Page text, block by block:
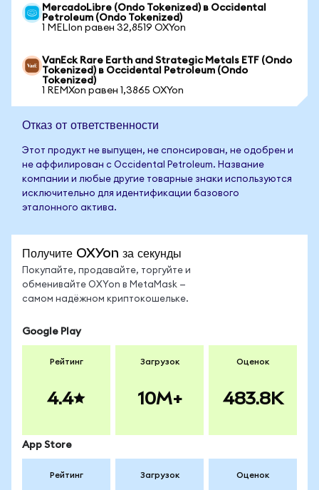
MercadoLibre (Ondo Tokenized) в Occidental
Petroleum (Ondo Tokenized)
1 MELIon равен 32,8519 OXYon
VanEck Rare Earth and Strategic Metals ETF (Ondo
Tokenized) в Occidental Petroleum (Ondo
Tokenized)
1 REMXon равен 1,3865 OXYon
Отказ от ответственности
Этот продукт не выпущен, не спонсирован, не одобрен и
не аффилирован с Occidental Petroleum. Название
компании и любые другие товарные знаки используются
исключительно для идентификации базового
эталонного актива.
Получите OXYon за секунды
Покупайте, продавайте, торгуйте и
обменивайте OXYon в MetaMask —
самом надёжном криптокошельке.
Google Play
Рейтинг
4.4
Загрузок
10M+
Оценок
483.8K
App Store
Рейтинг Загрузок Оценок